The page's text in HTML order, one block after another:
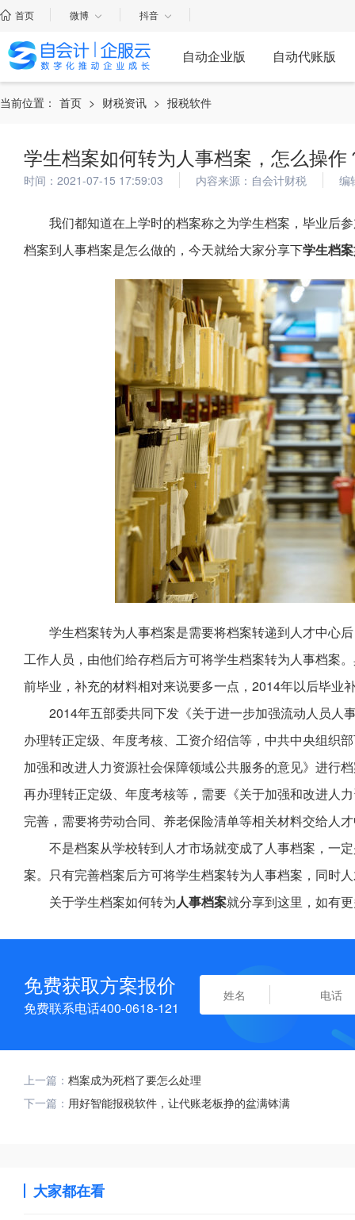
首页 微博 抖音
自动企业版 自动代账版
当前位置： 首页 > 财税资讯 > 报税软件
学生档案如何转为人事档案，怎么操作
时间：2021-07-15 17:59:03 内容来源：自会计财税 编
我们都知道在上学时的档案称之为学生档案，毕业后
档案到人事档案是怎么做的，今天就给大家分享下学生档
学生档案转为人事档案是需要将档案转递到人才中心
工作人员，由他们给存档后方可将学生档案转为人事档案
前毕业，补充的材料相对来说要多一点，2014年以后毕业
2014年五部委共同下发《关于进一步加强流动人员人
办理转正定级、年度考核、工资介绍信等，中共中央组织
加强和改进人力资源社会保障领域公共服务的意见》进行
再办理转正定级、年度考核等，需要《关于加强和改进人
完善，需要将劳动合同、养老保险清单等相关材料交给人
不是档案从学校转到人才市场就变成了人事档案，一
案。只有完善档案后方可将学生档案转为人事档案，同时
关于学生档案如何转为人事档案就分享到这里，如有
免费获取方案报价
免费联系电话400-0618-121
上一篇： 档案成为死档了要怎么处理
下一篇： 用好智能报税软件，让代账老板挣的盆满钵满
大家都在看